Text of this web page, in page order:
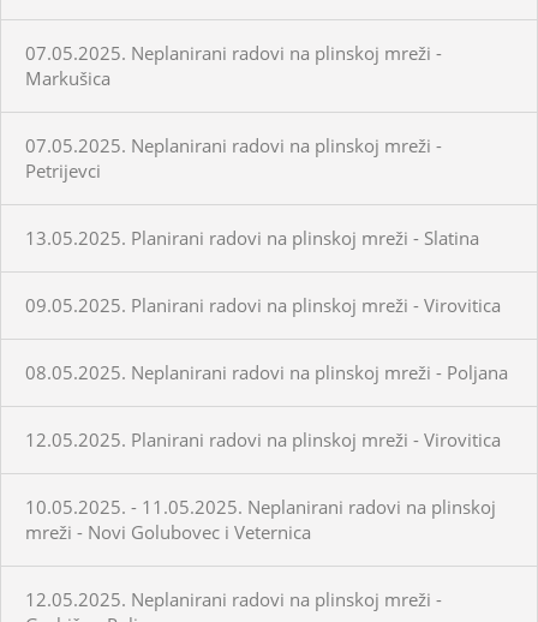
07.05.2025. Neplanirani radovi na plinskoj mreži -
Markušica
07.05.2025. Neplanirani radovi na plinskoj mreži -
Petrijevci
13.05.2025. Planirani radovi na plinskoj mreži - Slatina
09.05.2025. Planirani radovi na plinskoj mreži - Virovitica
08.05.2025. Neplanirani radovi na plinskoj mreži - Poljana
12.05.2025. Planirani radovi na plinskoj mreži - Virovitica
10.05.2025. - 11.05.2025. Neplanirani radovi na plinskoj
mreži - Novi Golubovec i Veternica
12.05.2025. Neplanirani radovi na plinskoj mreži -